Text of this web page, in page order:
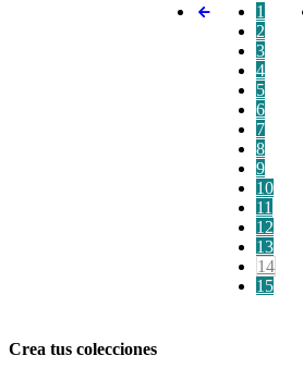
1
2
3
4
5
6
7
8
9
10
11
12
13
14
15
Crea tus colecciones